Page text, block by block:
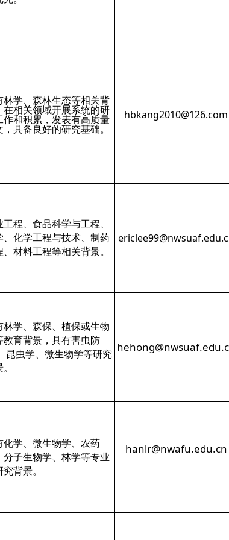
林学、森林生态等相关背
在相关领域开展系统的研
作和积累，发表有高质量
，具备良好的研究基础。
hbkang2010@126.com
工程、食品科学与工程、
、化学工程与技术、制药
、材料工程等相关背景。
e
林学、森保、植保或生物
教育背景，具有害虫防
昆虫学、微生物学等研究
化学、微生物学、农药
分子生物学、林学等专业
背景。
hanlr@nwafu.edu.cn